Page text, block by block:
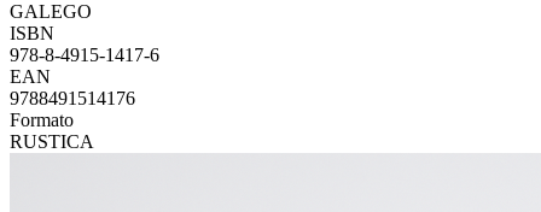
GALEGO
ISBN
978-8-4915-1417-6
EAN
9788491514176
Formato
RUSTICA